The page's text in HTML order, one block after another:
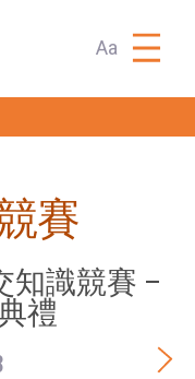
Aa
賽
知識競賽 –
禮